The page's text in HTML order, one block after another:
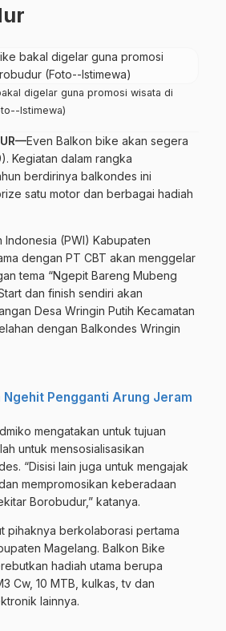
digelar guna promosi wisata di
Istimewa)
Even Balkon bike akan segera
Kegiatan dalam rangka
berdirinya balkondes ini
satu motor dan berbagai hadiah
Indonesia (PWI) Kabupaten
dengan PT CBT akan menggelar
tema “Ngepit Bareng Mubeng
dan finish sendiri akan
Desa Wringin Putih Kecamatan
dengan Balkondes Wringin
Ngehit Pengganti Arung Jeram
mengatakan untuk tujuan
untuk mensosialisasikan
“Disisi lain juga untuk mengajak
mempromosikan keberadaan
Borobudur,” katanya.
pihaknya berkolaborasi pertama
Magelang. Balkon Bike
hadiah utama berupa
Cw, 10 MTB, kulkas, tv dan
lainnya.